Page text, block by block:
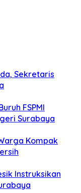
Sekretaris
FSPMI
Surabaya
Kompak
Instruksikan